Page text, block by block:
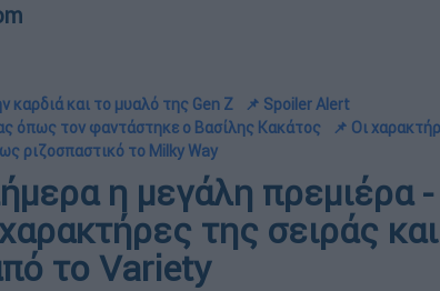
καρδιά και το μυαλό της Gen Z
📌 Spoiler Alert
όπως τον φαντάστηκε ο Βασίλης Κακάτος
📌 Οι
ριζοσπαστικό το Milky Way
η μεγάλη πρεμιέρα
της σειράς
το Variety